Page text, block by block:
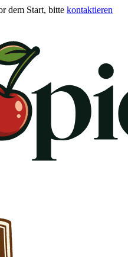
dem Start, bitte kontaktieren